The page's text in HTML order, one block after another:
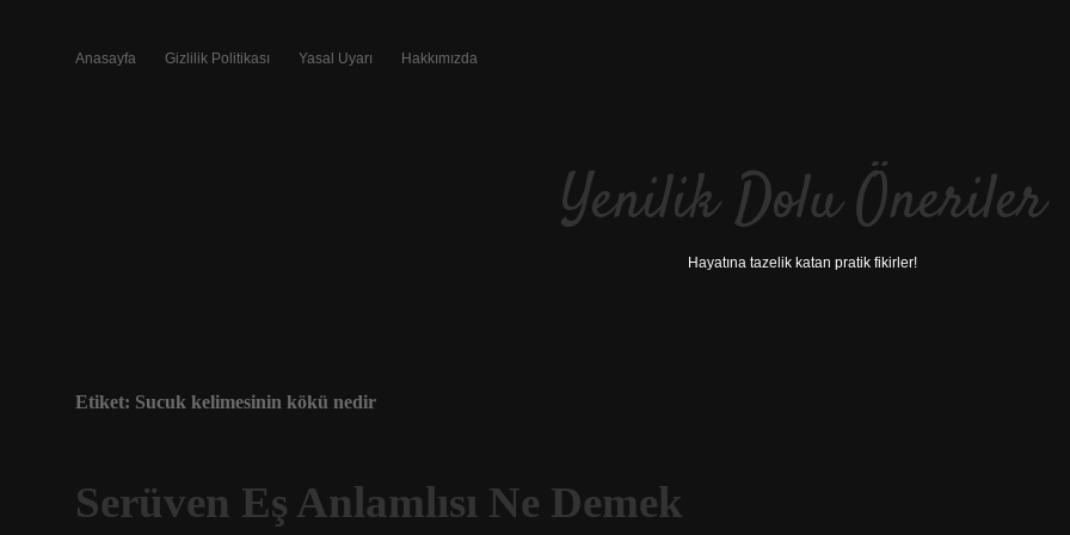
Anasayfa Gizlilik Politikası Yasal Uyarı Hakkımızda
Yenilik Dolu Öneriler
Hayatına tazelik katan pratik fikirler!
Etiket: Sucuk kelimesinin kökü nedir
Serüven Eş Anlamlısı Ne Demek